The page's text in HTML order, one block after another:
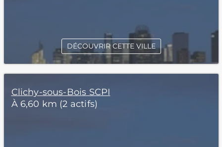
DÉCOUVRIR CETTE VILLE
Clichy-sous-Bois SCPI
À 6,60 km (2 actifs)